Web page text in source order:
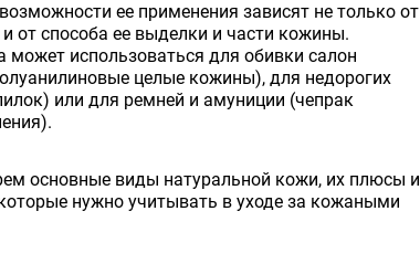
ее применения зависят не только от
от способа ее выделки и части кожины.
использоваться для обивки салон
целые кожины), для недорогих
или для ремней и амуниции (чепрак
основные виды натуральной кожи, их плюсы и
нужно учитывать в уходе за кожаными